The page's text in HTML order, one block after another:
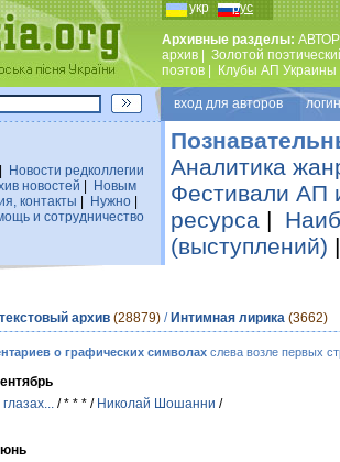
укр рус
Архивные разделы:
архив
Золотой
поэтов
Клубы АП Украины
вход для авторов
Новости редколлегии
новостей
Новым
контакты Нужно|
и сотрудничество
Аналитика
Фестивали АП
ресурса |
(выступлений)
архив (28879) / Интимная лирика (3662)
о графических символахслева возле первых
/ * * * / Николай Шошанни /